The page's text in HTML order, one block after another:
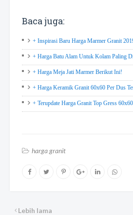
Baca juga:
+ Inspirasi Baru Harga Marmer Granit
+ Harga Batu Alam Untuk Kolam Paling
+ Harga Meja Jati Marmer Berikut Ini!
+ Harga Keramik Granit 60x60 Per Dus
+ Terupdate Harga Granit Top Gress
harga granit
Lebih lama